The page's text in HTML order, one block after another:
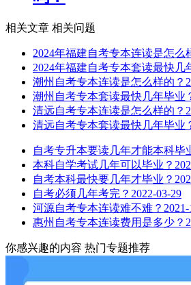
相关文章 相关问题
2024年福建自考专本连读是怎么
2024年福建自考专本套读最快几
潮州自考专本连读是怎么样的？
潮州自考专本套读最快几年毕业
清远自考专本连读是怎么样的？
清远自考专本套读最快几年毕业
自考专升本要读几年才能本科毕
本科自学考试几年可以毕业？
自考本科最快要几年才毕业？
自考必须几年考完？ 2022-03-29
河源自考专本连读难不难？
惠州自考专本连读费用是多少？
你感兴趣的内容 热门专题推荐